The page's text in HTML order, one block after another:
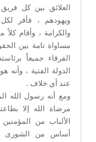
العلائق بين كل
ويهودهم ، فأقر
والكرامة ، وأقام
مساواة تامة بين
الفرقاء جميعاً
الدولة الفتية ،
عند أي خلاف .
ومع أنه رسول الله
مرضاة الله إلا
الألباب من
أساس من الشورى